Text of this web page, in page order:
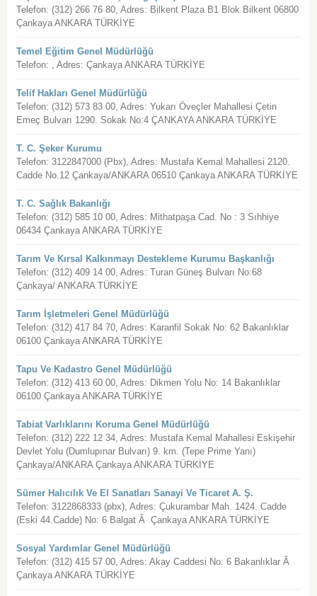
Telefon: (312) 266 76 80, Adres: Bilkent Plaza B1 Blok Bilkent 06800
Çankaya ANKARA TÜRKİYE
Temel Eğitim Genel Müdürlüğü
Telefon: , Adres: Çankaya ANKARA TÜRKİYE
Telif Hakları Genel Müdürlüğü
Telefon: (312) 573 83 00, Adres: Yukarı Öveçler Mahallesi Çetin
Emeç Bulvarı 1290. Sokak No:4 ÇANKAYA ANKARA TÜRKİYE
T. C. Şeker Kurumu
Telefon: 3122847000 (Pbx), Adres: Mustafa Kemal Mahallesi 2120.
Cadde No.12 Çankaya/ANKARA 06510 Çankaya ANKARA TÜRKİYE
T. C. Sağlık Bakanlığı
Telefon: (312) 585 10 00, Adres: Mithatpaşa Cad. No : 3 Sıhhiye
06434 Çankaya ANKARA TÜRKİYE
Tarım Ve Kırsal Kalkınmayı Destekleme Kurumu Başkanlığı
Telefon: (312) 409 14 00, Adres: Turan Güneş Bulvarı No:68
Çankaya/ ANKARA TÜRKİYE
Tarım İşletmeleri Genel Müdürlüğü
Telefon: (312) 417 84 70, Adres: Karanfil Sokak No: 62 Bakanlıklar
06100 Çankaya ANKARA TÜRKİYE
Tapu Ve Kadastro Genel Müdürlüğü
Telefon: (312) 413 60 00, Adres: Dikmen Yolu No: 14 Bakanlıklar
06100 Çankaya ANKARA TÜRKİYE
Tabiat Varlıklarını Koruma Genel Müdürlüğü
Telefon: (312) 222 12 34, Adres: Mustafa Kemal Mahallesi Eskişehir
Devlet Yolu (Dumlupınar Bulvarı) 9. km. (Tepe Prime Yanı)
Çankaya/ANKARA Çankaya ANKARA TÜRKİYE
Sümer Halıcılık Ve El Sanatları Sanayi Ve Ticaret A. Ş.
Telefon: 3122868333 (pbx), Adres: Çukurambar Mah. 1424. Cadde
(Eski 44.Cadde) No: 6 Balgat Â Çankaya ANKARA TÜRKİYE
Sosyal Yardımlar Genel Müdürlüğü
Telefon: (312) 415 57 00, Adres: Akay Caddesi No: 6 Bakanlıklar Â
Çankaya ANKARA TÜRKİYE